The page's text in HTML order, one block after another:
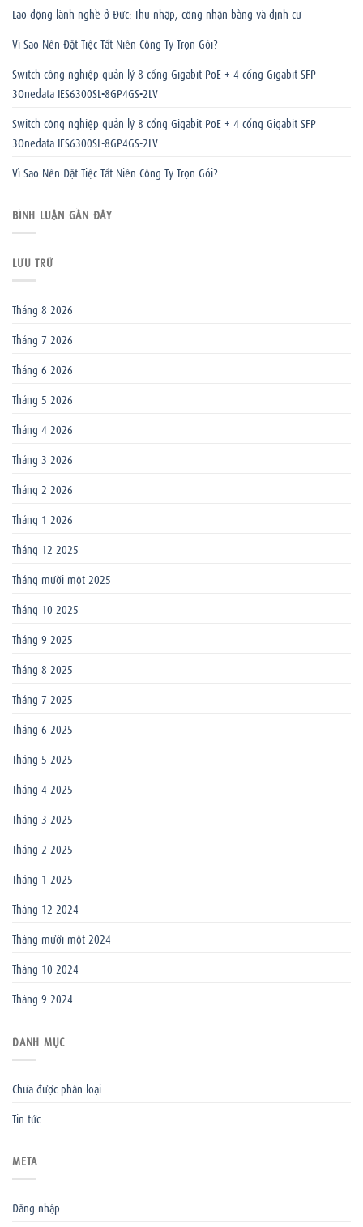
Lao động lành nghề ở Đức: Thu nhập, công nhận bằng và định cư
Vì Sao Nên Đặt Tiệc Tất Niên Công Ty Trọn Gói?
Switch công nghiệp quản lý 8 cổng Gigabit PoE + 4 cổng Gigabit SFP
3Onedata IES6300SL-8GP4GS-2LV
Switch công nghiệp quản lý 8 cổng Gigabit PoE + 4 cổng Gigabit SFP
3Onedata IES6300SL-8GP4GS-2LV
Vì Sao Nên Đặt Tiệc Tất Niên Công Ty Trọn Gói?
BÌNH LUẬN GẦN ĐÂY
LƯU TRỮ
Tháng 8 2026
Tháng 7 2026
Tháng 6 2026
Tháng 5 2026
Tháng 4 2026
Tháng 3 2026
Tháng 2 2026
Tháng 1 2026
Tháng 12 2025
Tháng mười một 2025
Tháng 10 2025
Tháng 9 2025
Tháng 8 2025
Tháng 7 2025
Tháng 6 2025
Tháng 5 2025
Tháng 4 2025
Tháng 3 2025
Tháng 2 2025
Tháng 1 2025
Tháng 12 2024
Tháng mười một 2024
Tháng 10 2024
Tháng 9 2024
DANH MỤC
Chưa được phân loại
Tin tức
META
Đăng nhập